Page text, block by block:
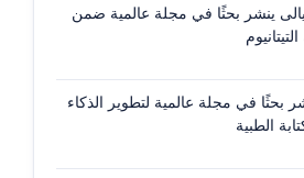
ينشر بحثًا في مجلة عالمية ضمن
بحثًا في مجلة عالمية لتطوير الذكاء
الطبية